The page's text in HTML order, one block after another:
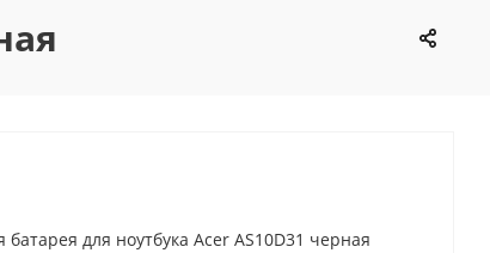
батарея для ноутбука Acer AS10D31 черная